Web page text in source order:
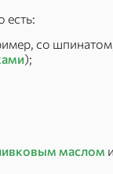
есть:
со
);
маслом и